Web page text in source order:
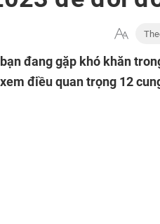
đang gặp khó khăn
điều quan trọng 12